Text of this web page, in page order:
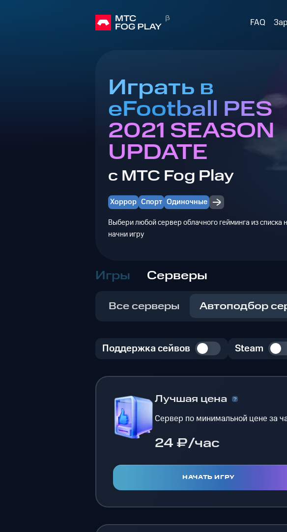
FAQ
Играть в
eFootball PES
2021 SEASON
UPDATE
с МТС Fog Play
Хоррор Спорт Одиночные
Выбери любой сервер облачного гейминга из списка
начни игру
Игры Серверы
Все серверы Автоподбор
Поддержка сейвов Steam
Лучшая цена
Сервер по минимальной цене за
24 ₽/час
НАЧАТЬ ИГРУ